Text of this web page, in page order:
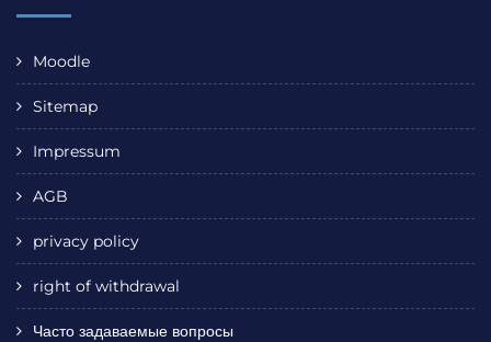
Moodle
Sitemap
Impressum
AGB
privacy policy
right of withdrawal
Часто задаваемые вопросы